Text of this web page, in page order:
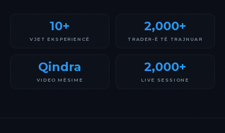
10+
VJET EKSPERIENCË
2,000+
TRADER-Ë TË TRAJNUAR
Qindra
VIDEO MËSIME
2,000+
LIVE SESSIONE